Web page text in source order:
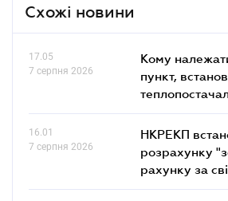
Схожі новини
17.05
7 серпня 2026
Кому
пункт,
16.01
7 серпня 2026
НКРЕКП
розрахунку
рахунку за